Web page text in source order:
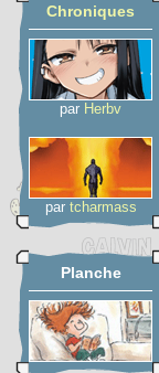
Chroniques
par Herbv
par tcharmass
Planche